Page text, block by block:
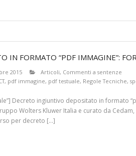
IN FORMATO “PDF IMMAGINE”:
2015 Articoli, Commenti a sentenze
, pdf immagine, pdf testuale, Regole Tecniche,
Decreto ingiuntivo depositato in formato
Wolters Kluwer Italia e curato da
per decreto […]